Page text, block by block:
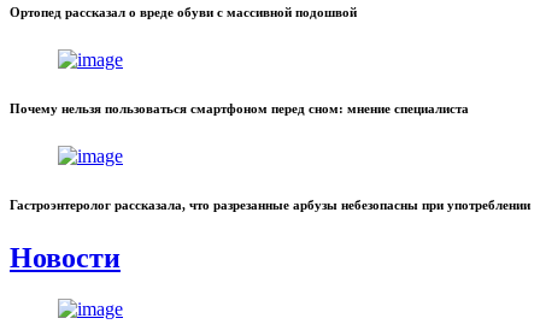
Ортопед рассказал о вреде обуви с массивной подошвой
Почему нельзя пользоваться смартфоном перед сном: мнение специалиста
Гастроэнтеролог рассказала, что разрезанные арбузы небезопасны при употреблении
Новости